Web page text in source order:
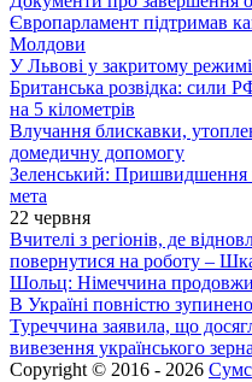
Європарламент підтримав
Молдови
У Львові у закритому
Британська розвідка: сили
на 5 кілометрів
Влучання блискавки,
домедичну допомогу
Зеленський: Пришвидшення
мета
22 червня
Вчителі з регіонів, де
повернутися на роботу –
Шольц: Німеччина
В Україні повністю
Туреччина заявила, що
вивезення українського зерна
Copyright © 2016 - 2026